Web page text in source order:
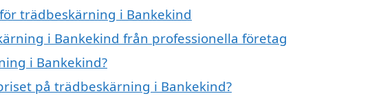
trädbeskärning i Bankekind
i Bankekind från professionella företag
i Bankekind?
på trädbeskärning i Bankekind?